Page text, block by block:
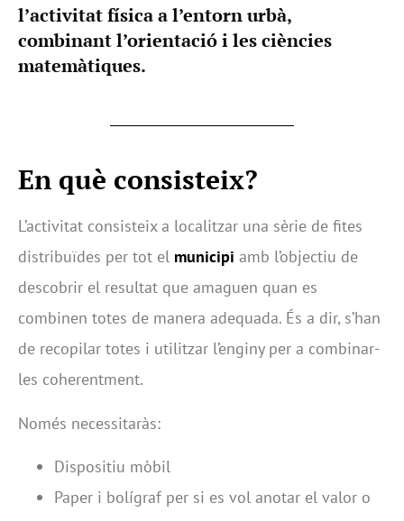
l’activitat física a l’entorn urbà,
combinant l’orientació i les ciències
matemàtiques.
En què consisteix?
L’activitat consisteix a localitzar una sèrie de fites
distribuïdes per tot el municipi amb l’objectiu de
descobrir el resultat que amaguen quan es
combinen totes de manera adequada. És a dir, s’han
de recopilar totes i utilitzar l’enginy per a combinar-
les coherentment.
Només necessitaràs:
Dispositiu mòbil
Paper i bolígraf per si es vol anotar el valor o